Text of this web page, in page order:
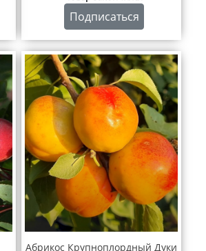
Подписаться
Абрикос Крупноплордный Дуки